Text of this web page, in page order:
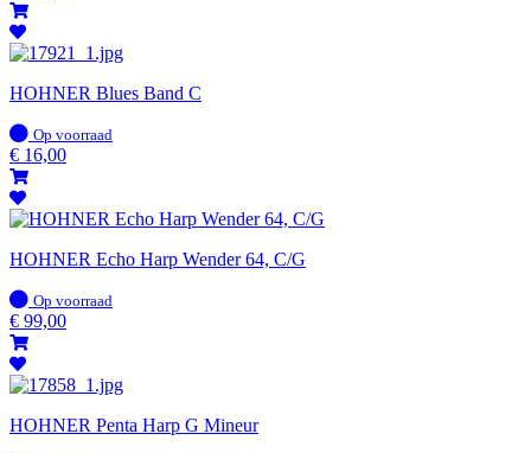
HOHNER Blues Band C
Op
voorraad
Op voorraad
€ 16,00
HOHNER Echo Harp Wender 64, C/G
Op
voorraad
Op voorraad
€ 99,00
HOHNER Penta Harp G Mineur